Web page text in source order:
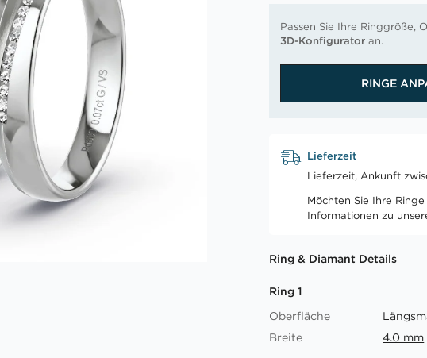
Passen Sie Ihre Ringgröße,
3D-Konfigurator an.
RINGE
Lieferzeit
Lieferzeit, Ankunft
Möchten Sie Ihre
Informationen zu
Ring & Diamant Details
Ring 1
Oberfläche
Breite
4.0 mm